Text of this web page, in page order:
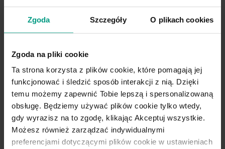
Zgoda Szczegóły O plikach cookies
Zgoda na pliki cookie
Ta strona korzysta z plików cookie, które pomagają jej
funkcjonować i śledzić sposób interakcji z nią. Dzięki
temu możemy zapewnić Tobie lepszą i spersonalizowaną
obsługę. Będziemy używać plików cookie tylko wtedy,
gdy wyrazisz na to zgodę, klikając Akceptuj wszystkie.
Możesz również zarządzać indywidualnymi
preferencjami dotyczącymi plików cookie w ustawieniach